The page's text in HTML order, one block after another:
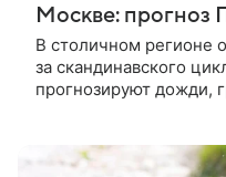
Москве: прогноз
В столичном регионе
за скандинавского
прогнозируют дожди,